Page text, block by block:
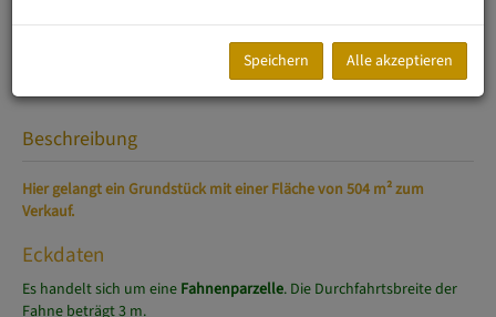
Beschreibung
Hier gelangt ein Grundstück mit einer Fläche von 504 m² zum
Verkauf.
Eckdaten
Es handelt sich um eine Fahnenparzelle. Die Durchfahrtsbreite der
Fahne beträgt 3 m.
Speichern Alle akzeptieren